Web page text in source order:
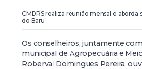
CMDRS realiza reunião mensal e aborda
do Baru
Os conselheiros, juntamente
municipal de Agropecuária e
Roberval Domingues Pereira,